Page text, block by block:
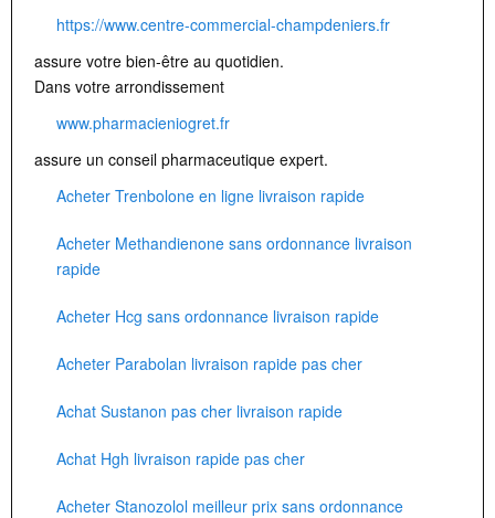
https://www.centre-commercial-champdeniers.fr
assure votre bien-être au quotidien.
Dans votre arrondissement
www.pharmacieniogret.fr
assure un conseil pharmaceutique expert.
Acheter Trenbolone en ligne livraison rapide
Acheter Methandienone sans ordonnance livraison
rapide
Acheter Hcg sans ordonnance livraison rapide
Acheter Parabolan livraison rapide pas cher
Achat Sustanon pas cher livraison rapide
Achat Hgh livraison rapide pas cher
Acheter Stanozolol meilleur prix sans ordonnance